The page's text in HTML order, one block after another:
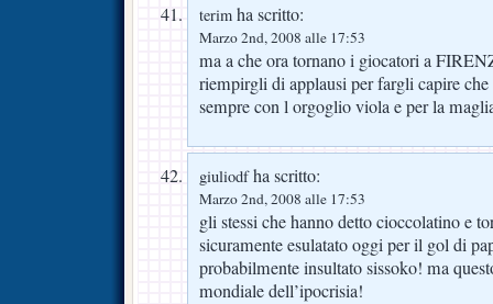
terim ha scritto:
Marzo 2nd, 2008 alle 17:53
ma a che ora tornano i giocatori a
riempirgli di applausi per fargli capire
sempre con l orgoglio viola e per la
giuliodfha scritto:
Marzo 2nd, 2008 alle 17:53
gli stessi che hanno detto cioccolatino e
sicuramente esulatato oggi per il gol di
probabilmente insultato sissoko! ma
mondiale dell’ipocrisia!